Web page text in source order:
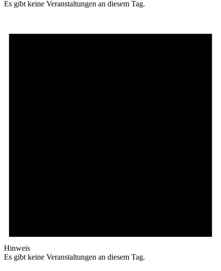
Es gibt keine Veranstaltungen an diesem Tag.
Hinweis
Es gibt keine Veranstaltungen an diesem Tag.